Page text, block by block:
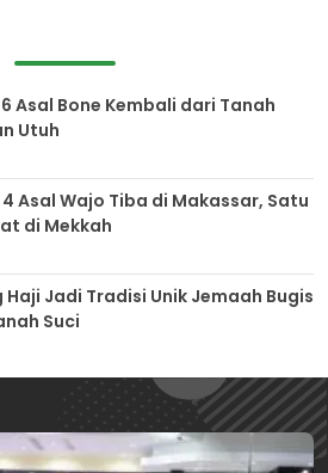
Asal Bone Kembali dari Tanah
Utuh
Asal Wajo Tiba di Makassar, Satu
di Mekkah
Jadi Tradisi Unik Jemaah Bugis
Suci